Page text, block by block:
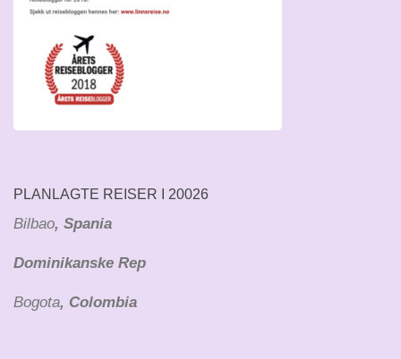
PLANLAGTE REISER I 20026
Bilbao, Spania
Dominikanske Rep
Bogota, Colombia